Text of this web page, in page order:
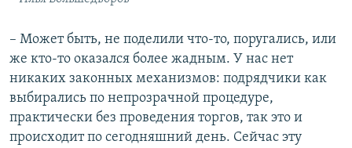
– Может быть, не поделили что-то, поругались, или
же кто-то оказался более жадным. У нас нет
никаких законных механизмов: подрядчики как
выбирались по непрозрачной процедуре,
практически без проведения торгов, так это и
происходит по сегодняшний день. Сейчас эту